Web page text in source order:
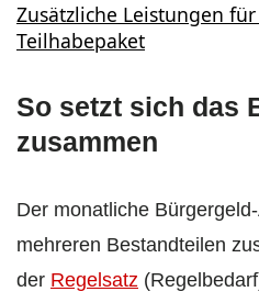
Zusätzliche Leistungen
Teilhabepaket
So setzt sich das
zusammen
Der monatliche
mehreren Bestandteilen
der Regelsatz